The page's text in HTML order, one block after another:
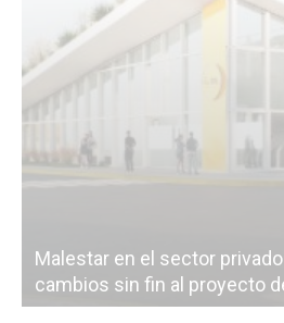
Malestar en el sector
cambios sin fin al proyecto